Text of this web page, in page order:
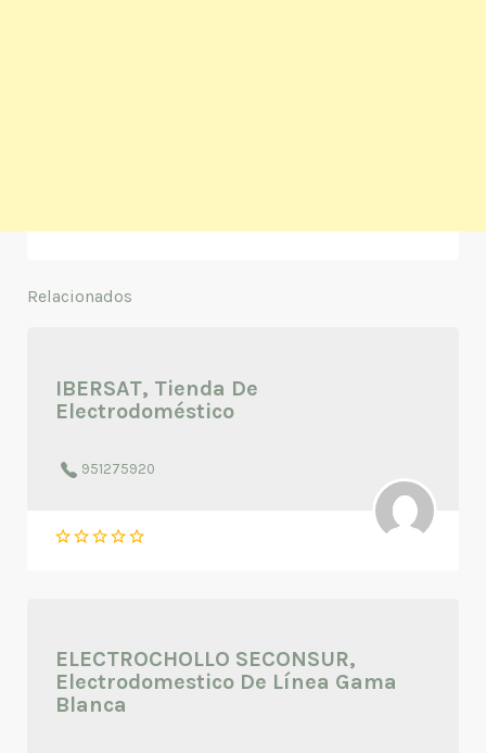
Relacionados
IBERSAT, Tienda De
Electrodoméstico
951275920
ELECTROCHOLLO SECONSUR,
Electrodomestico De Línea Gama
Blanca